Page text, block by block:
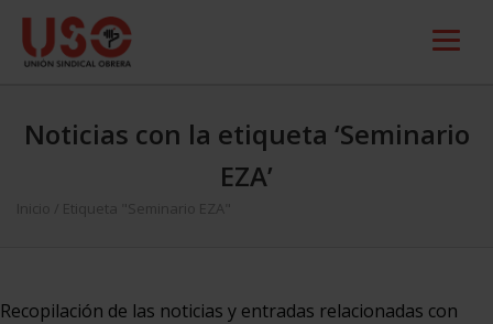
Noticias con la etiqueta ‘Seminario
EZA’
Inicio Etiqueta "Seminario EZA"
Recopilación de las noticias y entradas relacionadas con